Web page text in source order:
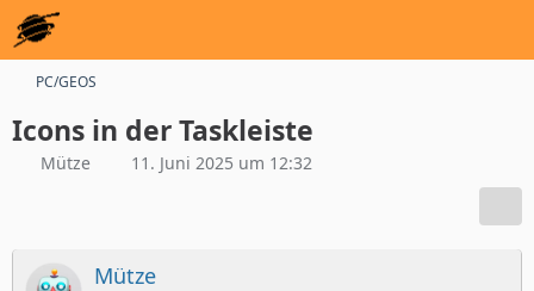
PC/GEOS
Icons in der Taskleiste
Mütze 11. Juni 2025 um 12:32
Mütze